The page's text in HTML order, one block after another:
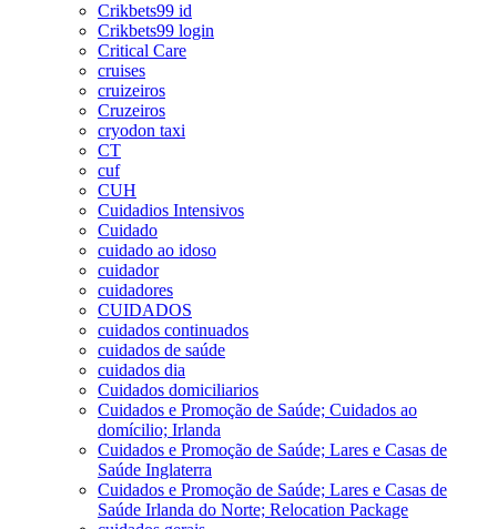
Crikbets99 id
Crikbets99 login
Critical Care
cruises
cruizeiros
Cruzeiros
cryodon taxi
CT
cuf
CUH
Cuidadios Intensivos
Cuidado
cuidado ao idoso
cuidador
cuidadores
CUIDADOS
cuidados continuados
cuidados de saúde
cuidados dia
Cuidados domiciliarios
Cuidados e Promoção de Saúde; Cuidados ao
domícilio; Irlanda
Cuidados e Promoção de Saúde; Lares e Casas de
Saúde Inglaterra
Cuidados e Promoção de Saúde; Lares e Casas de
Saúde Irlanda do Norte; Relocation Package